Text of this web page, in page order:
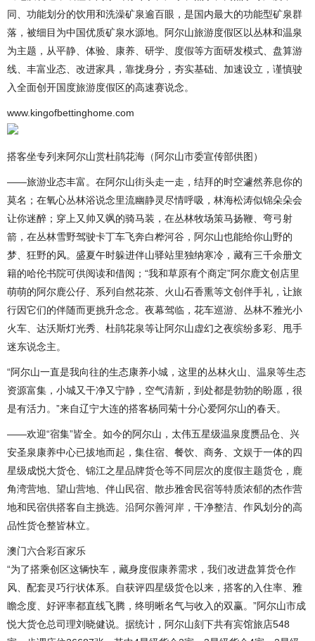
同、功能划分的饮用和洗澡矿泉逾百眼，是国内最大的功能型矿泉群
落，被细目为中国优质矿泉水源地。阿尔山旅游度假区以丛林和温泉
为主题，从平静、体验、康养、研学、度假等方面研发模式、盘算游
线、丰富业态、改进家具，靠拢身分，夯实基础、加速设立，谨慎驶
入全面创开国度旅游度假区的高速赛说念。
www.kingofbettinghome.com
搭客坐专列来阿尔山赏杜鹃花海（阿尔山市委宣传部供图）
——旅游业态丰富。在阿尔山街头走一走，结拜的时空遽然养息你的
莫名；在氧心丛林浴说念里流幽静灵尽情呼吸，林海松涛似锦朵朵会
让你迷醉；穿上又帅又飒的骑马装，在丛林牧场策马扬鞭、弯弓射
箭，在丛林雪野驾驶卡丁车飞奔白桦河谷，阿尔山也能给你山野的
梦、狂野的风。盛夏午时躲进伴山驿站里独纳寒冷，藏有三千余册文
籍的哈伦书院可供阅读和借阅；“我和草原有个商定”阿尔鹿文创店里
萌萌的阿尔鹿公仔、系列自然花茶、火山石香熏等文创伴手礼，让旅
行因它们的伴随而更挑升念念。夜幕驾临，花车巡游、丛林不雅光小
火车、达沃斯灯光秀、杜鹃花泉等让阿尔山虚幻之夜缤纷多彩、甩手
迷东说念主。
“阿尔山一直是我向往的生态康养小城，这里的丛林火山、温泉等生态
资源富集，小城又干净又宁静，空气清新，到处都是勃勃的盼愿，很
是有活力。”来自辽宁大连的搭客杨同菊十分心爱阿尔山的春天。
——欢迎“宿集”皆全。如今的阿尔山，太伟五星级温泉度赝品仓、兴
安圣泉康养中心已拔地而起，集住宿、餐饮、商务、文娱于一体的四
星级成悦大货仓、锦江之星品牌货仓等不同层次的度假主题货仓，鹿
角湾营地、望山营地、伴山民宿、散步雅舍民宿等特质浓郁的杰作营
地和民宿供搭客自主挑选。沿阿尔善河岸，干净整洁、作风划分的高
品性货仓整皆林立。
澳门六合彩百家乐
“为了搭乘创区这辆快车，藏身度假康养需求，我们改进盘算货仓作
风、配套灵巧行状体系。自获评四星级货仓以来，搭客的入住率、雅
瞻念度、好评率都直线飞腾，终明晰名气与收入的双赢。”阿尔山市成
悦大货仓总司理刘晓健说。据统计，阿尔山刻下共有宾馆旅店548